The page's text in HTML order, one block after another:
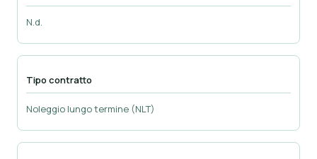
N.d.
Tipo contratto
Noleggio lungo termine (NLT)